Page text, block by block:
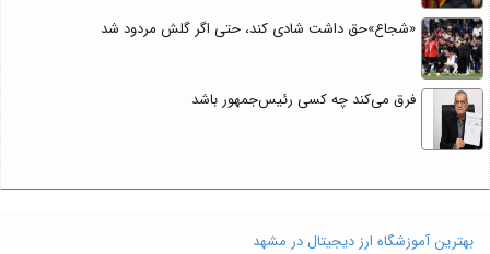
«شجاع»حق داشت شادی کند، حتی اگر گلش مردود شد
فرق می‌کند چه کسی رئیس‌جمهور باشد
بهترین آموزشگاه ارز دیجیتال در مشهد